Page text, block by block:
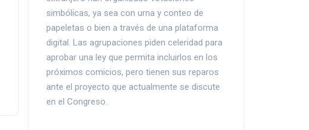
simbólicas, ya sea con urna y conteo de
papeletas o bien a través de una plataforma
digital. Las agrupaciones piden celeridad para
aprobar una ley que permita incluirlos en los
próximos comicios, pero tienen sus reparos
ante el proyecto que actualmente se discute
en el Congreso.